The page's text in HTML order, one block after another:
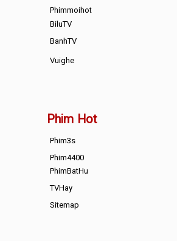
Phimmoihot
BiluTV
BanhTV
Vuighe
Phim Hot
Phim3s
Phim4400
PhimBatHu
TVHay
Sitemap